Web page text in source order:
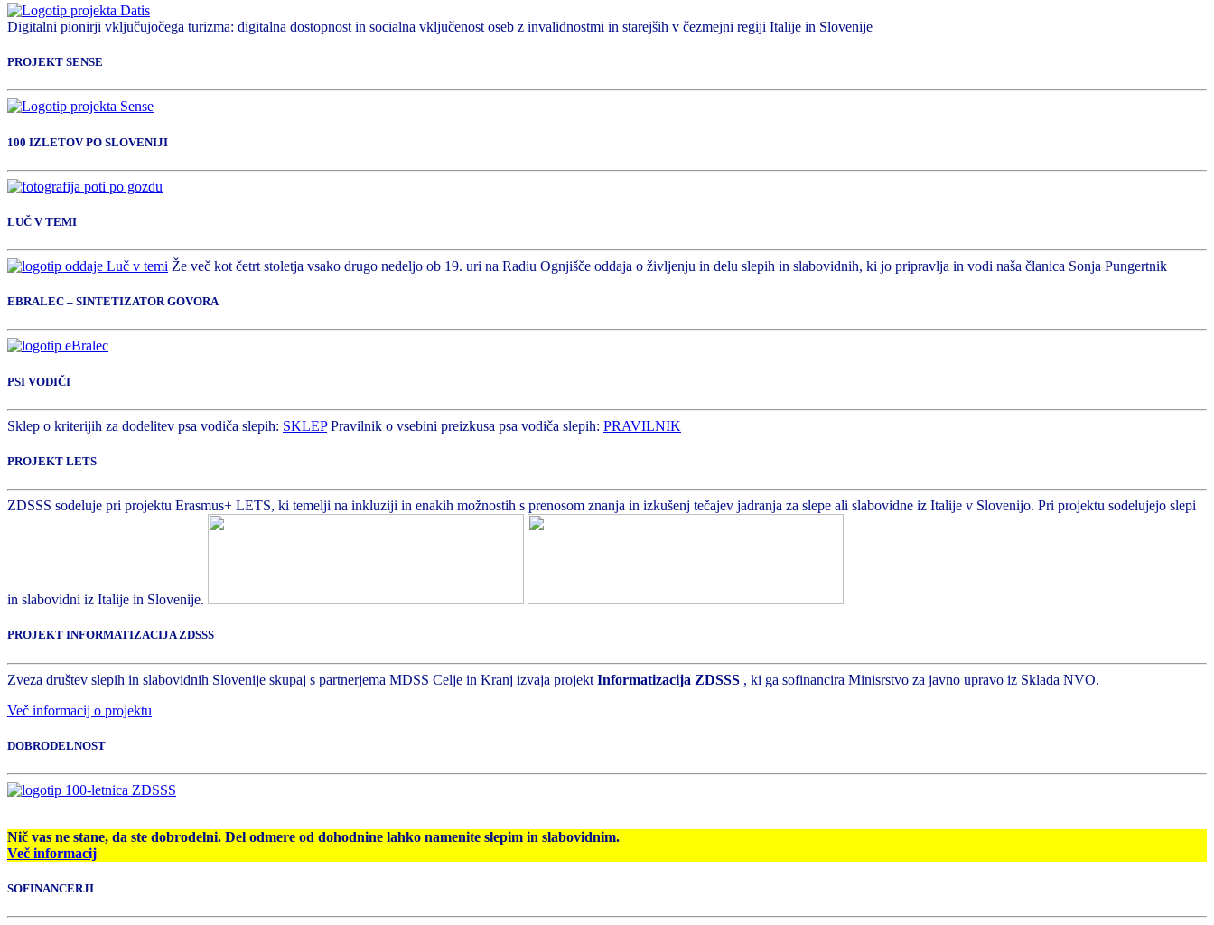
Digitalni pionirji vključujočega turizma: digitalna dostopnost in socialna vključenost oseb z invalidnostmi in starejših v čezmejni regiji Italije in Slovenije
PROJEKT SENSE
100 IZLETOV PO SLOVENIJI
LUČ V TEMI
Že več kot četrt stoletja vsako drugo nedeljo ob 19. uri na Radiu Ognjišče oddaja o življenju in delu slepih in slabovidnih, ki jo pripravlja in vodi naša članica Sonja Pungertnik
EBRALEC – SINTETIZATOR GOVORA
PSI VODIČI
Sklep o kriterijih za dodelitev psa vodiča slepih: SKLEPPravilnik o vsebini preizkusa psa vodiča slepih: PRAVILNIK
PROJEKT LETS
ZDSSS sodeluje pri projektu Erasmus+ LETS, ki temelji na inkluziji in enakih možnostih s prenosom znanja in izkušenj tečajev jadranja za slepe ali slabovidne iz Italije v Slovenijo. Pri projektu sodelujejo slepi
in slabovidni iz Italije in Slovenije.
PROJEKT INFORMATIZACIJA ZDSSS
Zveza društev slepih in slabovidnih Slovenije skupaj s partnerjema MDSS Celje in Kranj izvaja projekt Informatizacija ZDSSS , ki ga sofinancira Minisrstvo za javno upravo iz Sklada NVO.
Več informacij o projektu
DOBRODELNOST
Nič vas ne stane, da ste dobrodelni. Del odmere od dohodnine lahko namenite slepim in slabovidnim.
Več informacij
SOFINANCERJI